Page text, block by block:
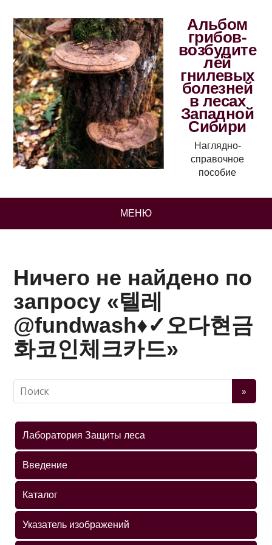
Альбом
грибов-
возбудите
лей
гнилевых
болезней
в лесах
Западной
Сибири
Наглядно-
справочное
пособие
МЕНЮ
Ничего не найдено по
запросу «텔레
@fundwash♦✓오다현금
화코인체크카드»
Лаборатория Защиты леса
Введение
Каталог
Указатель изображений